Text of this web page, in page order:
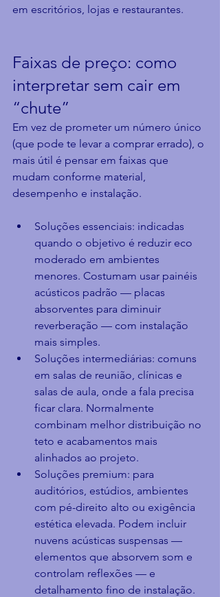
em escritórios, lojas e restaurantes.
Faixas de preço: como
interpretar sem cair em
“chute”
Em vez de prometer um número único
(que pode te levar a comprar errado), o
mais útil é pensar em faixas que
mudam conforme material,
desempenho e instalação.
Soluções essenciais: indicadas
quando o objetivo é reduzir eco
moderado em ambientes
menores. Costumam usar painéis
acústicos padrão — placas
absorventes para diminuir
reverberação — com instalação
mais simples.
Soluções intermediárias: comuns
em salas de reunião, clínicas e
salas de aula, onde a fala precisa
ficar clara. Normalmente
combinam melhor distribuição no
teto e acabamentos mais
alinhados ao projeto.
Soluções premium: para
auditórios, estúdios, ambientes
com pé-direito alto ou exigência
estética elevada. Podem incluir
nuvens acústicas suspensas —
elementos que absorvem som e
controlam reflexões — e
detalhamento fino de instalação.